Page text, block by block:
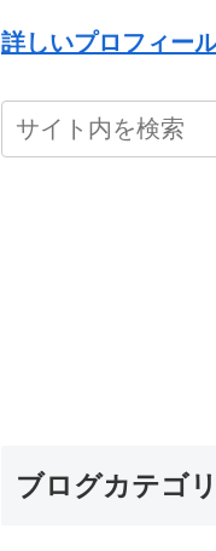
詳しいプロフィー
ブログカテゴ